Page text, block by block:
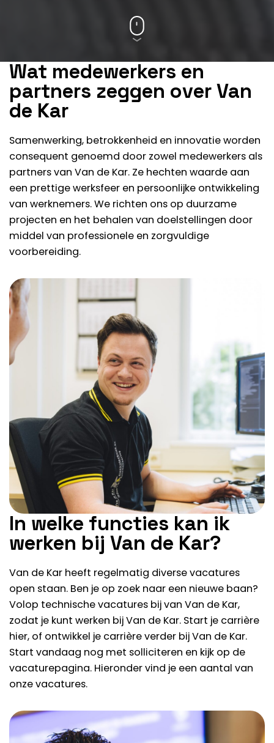
Wat medewerkers en
partners zeggen over Van
de Kar
Samenwerking, betrokkenheid en innovatie worden
consequent genoemd door zowel medewerkers als
partnersvan Van de Kar. Ze hechten waarde aan
een prettige werksfeer en persoonlijke ontwikkeling
van werknemers. We richten ons op duurzame
projecten en het behalen van doelstellingen door
middel van professionele en zorgvuldige
voorbereiding.
In welke functies kan ik
werken bij Van de Kar?
Van de Kar heeft regelmatig diverse vacatures
open staan. Ben je op zoek naar een nieuwe baan?
Volop technische vacatures bij van Van de Kar,
zodat je kunt werken bij Van de Kar. Start je carrière
hier, of ontwikkel je carrière verder bij Van de Kar.
Start vandaag nog met solliciteren en kijk op de
vacaturepagina. Hieronder vind je een aantal van
onze vacatures.